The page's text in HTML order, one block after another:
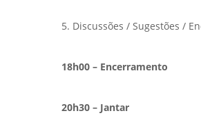
5. Discussões / Sugestões /
18h00 – Encerramento
20h30 – Jantar